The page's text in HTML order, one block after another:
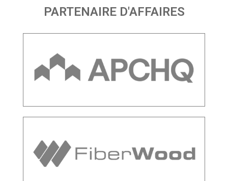
PARTENAIRE D'AFFAIRES